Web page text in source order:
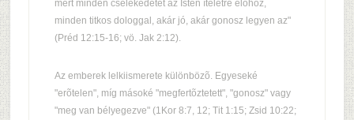
mert minden cselekedetet az Isten ítéletre elõhoz,
minden titkos dologgal, akár jó, akár gonosz legyen az"
(Préd 12:15-16; vö. Jak 2:12).
Az emberek lelkiismerete különbözõ. Egyeseké
"erõtelen", míg másoké "megfertõztetett", "gonosz" vagy
"meg van bélyegezve" (1Kor 8:7, 12; Tit 1:15; Zsid 10:22;